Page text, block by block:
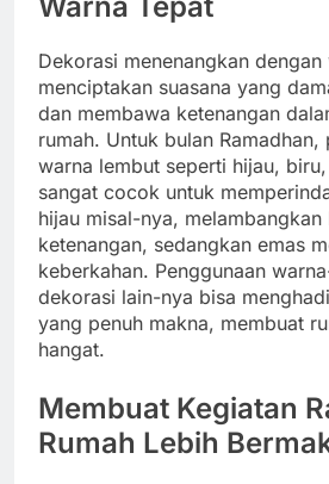
Warna Tepat
Dekorasi menenangkan
menciptakan suasana yang
dan membawa ketenangan
rumah. Untuk bulan
warna lembut seperti hijau,
sangat cocok untuk
hijau misal-nya,
ketenangan, sedangkan emas
keberkahan. Penggunaan
dekorasi lain-nya bisa
yang penuh makna, membuat
hangat.
Membuat Kegiatan
Rumah Lebih